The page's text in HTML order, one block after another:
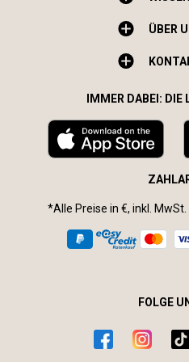
ÜBER
IMMER DABEI: DIE
*Alle Preise in €, inkl. MwSt.
FOLGE